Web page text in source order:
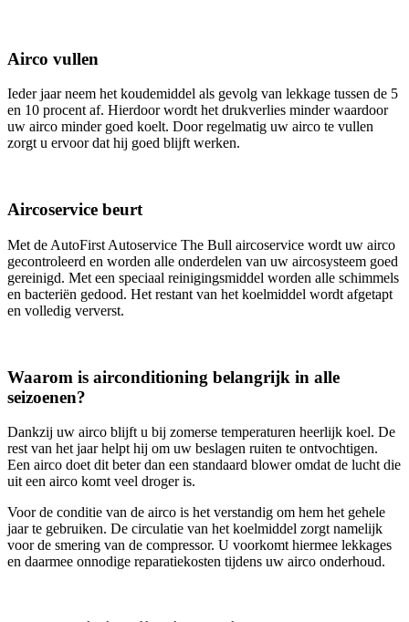
Airco vullen
Ieder jaar neem het koudemiddel als gevolg van lekkage tussen de 5
en 10 procent af. Hierdoor wordt het drukverlies minder waardoor
uw airco minder goed koelt. Door regelmatig uw airco te vullen
zorgt u ervoor dat hij goed blijft werken.
Aircoservice beurt
Met de AutoFirst Autoservice The Bull aircoservice wordt uw airco
gecontroleerd en worden alle onderdelen van uw aircosysteem goed
gereinigd. Met een speciaal reinigingsmiddel worden alle schimmels
en bacteriën gedood. Het restant van het koelmiddel wordt afgetapt
en volledig ververst.
Waarom is airconditioning belangrijk in alle
seizoenen?
Dankzij uw airco blijft u bij zomerse temperaturen heerlijk koel. De
rest van het jaar helpt hij om uw beslagen ruiten te ontvochtigen.
Een airco doet dit beter dan een standaard blower omdat de lucht die
uit een airco komt veel droger is.
Voor de conditie van de airco is het verstandig om hem het gehele
jaar te gebruiken. De circulatie van het koelmiddel zorgt namelijk
voor de smering van de compressor. U voorkomt hiermee lekkages
en daarmee onnodige reparatiekosten tijdens uw airco onderhoud.